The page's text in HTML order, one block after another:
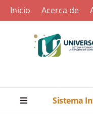
Inicio Acerca de
Sistema